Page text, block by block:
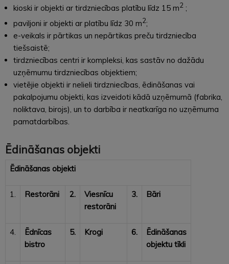
kioski ir objekti ar tirdzniecības platību līdz 15 m2 ;
paviljoni ir objekti ar platību līdz 30 m2;
e-veikals ir pārtikas un nepārtikas preču tirdzniecība
tiešsaistē;
tirdzniecības centri ir kompleksi, kas sastāv no dažādu
uzņēmumu tirdzniecības objektiem;
vietējie objekti ir nelieli tirdzniecības, ēdināšanas vai
pakalpojumu objekti, kas izveidoti kādā uzņēmumā (fabrika,
noliktava, birojs), un to darbība ir neatkarīga no uzņēmuma
pamatdarbības.
Ēdināšanas objekti
Ēdināšanas objekti
1. Restorāni 2.
Viesnīcu
restorāni
3. Bāri
4.
Ēdnīcas
bistro
5. Krogi 6.
Ēdināšanas
objektu tīkli